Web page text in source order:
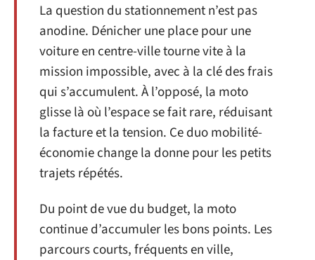
La question du stationnement n’est pas
anodine. Dénicher une place pour une
voiture en centre-ville tourne vite à la
mission impossible, avec à la clé des frais
qui s’accumulent. À l’opposé, la moto
glisse là où l’espace se fait rare, réduisant
la facture et la tension. Ce duo mobilité-
économie change la donne pour les petits
trajets répétés.
Du point de vue du budget, la moto
continue d’accumuler les bons points. Les
parcours courts, fréquents en ville,